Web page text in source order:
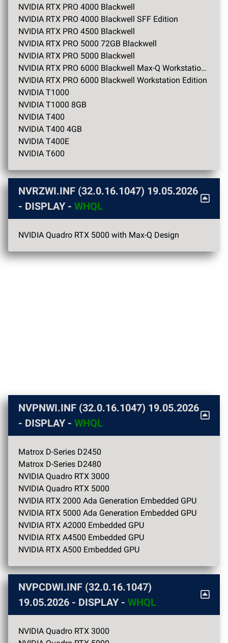
NVIDIA RTX PRO 4000 Blackwell
NVIDIA RTX PRO 4000 Blackwell SFF Edition
NVIDIA RTX PRO 4500 Blackwell
NVIDIA RTX PRO 5000 72GB Blackwell
NVIDIA RTX PRO 5000 Blackwell
NVIDIA RTX PRO 6000 Blackwell Max-Q Workstation Edition
NVIDIA RTX PRO 6000 Blackwell Workstation Edition
NVIDIA T1000
NVIDIA T1000 8GB
NVIDIA T400
NVIDIA T400 4GB
NVIDIA T400E
NVIDIA T600
NVRZWI.INF (32.0.16.1047) 19.05.2026
- DISPLAY - WHQL
NVIDIA Quadro RTX 5000 with Max-Q Design
NVPNWI.INF (32.0.16.1047) 19.05.2026
- DISPLAY - WHQL
Matrox D-Series D2450
Matrox D-Series D2480
NVIDIA Quadro RTX 3000
NVIDIA Quadro RTX 5000
NVIDIA RTX 2000 Ada Generation Embedded GPU
NVIDIA RTX 5000 Ada Generation Embedded GPU
NVIDIA RTX A2000 Embedded GPU
NVIDIA RTX A4500 Embedded GPU
NVIDIA RTX A500 Embedded GPU
NVPCDWI.INF (32.0.16.1047)
19.05.2026 - DISPLAY - WHQL
NVIDIA Quadro RTX 3000